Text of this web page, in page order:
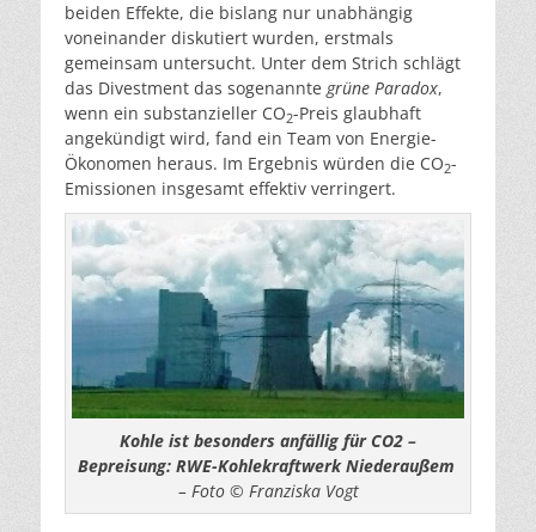
beiden Effekte, die bislang nur unabhängig
voneinander diskutiert wurden, erstmals
gemeinsam untersucht. Unter dem Strich schlägt
das Divestment das sogenannte grüne Paradox,
wenn ein substanzieller CO2-Preis glaubhaft
angekündigt wird, fand ein Team von Energie-
Ökonomen heraus. Im Ergebnis würden die CO2-
Emissionen insgesamt effektiv verringert.
Kohle ist besonders anfällig für CO2 –
Bepreisung: RWE-Kohlekraftwerk Niederaußem
– Foto © Franziska Vogt